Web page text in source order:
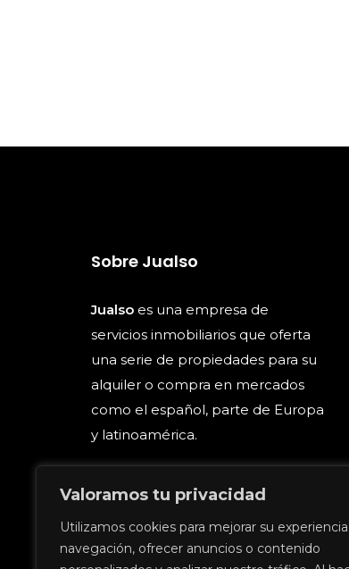
Valoramos tu privacidad
Utilizamos cookies para mejorar su
navegación, ofrecer anuncios o contenido
Sobre Jualso
Jualso es una empresa de
servicios inmobiliarios que oferta
una serie de propiedades para su
alquiler o compra en mercados
como el español, parte de Europa
y latinoamérica.